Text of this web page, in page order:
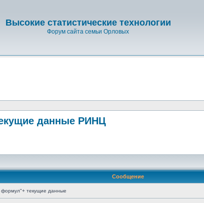
Высокие статистические технологии
Форум сайта семьи Орловых
данные РИНЦ
Сообщение
текущие данные